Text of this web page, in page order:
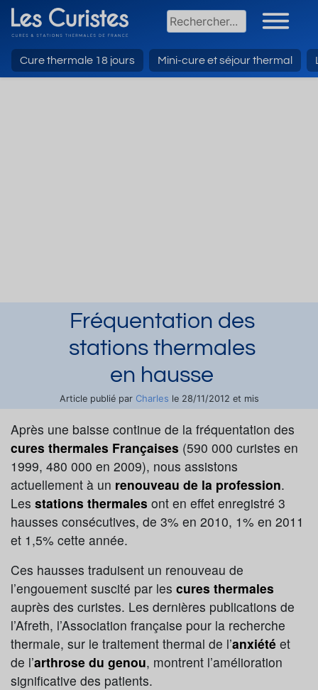
Cure thermale 18 jours Mini-cure et séjour thermal
Fréquentation des
stations thermales
en hausse
Article publié par Charles le 28/11/2012 et mis
Demander une documentation
Après une baisse continue de la fréquentation des
cures thermales Françaises (590 000 curistes en
1999, 480 000 en 2009), nous assistons
actuellement à un renouveau de la profession.
Les stations thermales ont en effet enregistré 3
hausses consécutives, de 3% en 2010, 1% en 2011
et 1,5% cette année.
Ces hausses traduisent un renouveau de
l’engouement suscité par les cures thermales
auprès des curistes. Les dernières publications de
l’Afreth, l’Association française pour la recherche
thermale, sur le traitement thermal de l’anxiété et
de l’arthrose du genou, montrent l’amélioration
significative des patients.